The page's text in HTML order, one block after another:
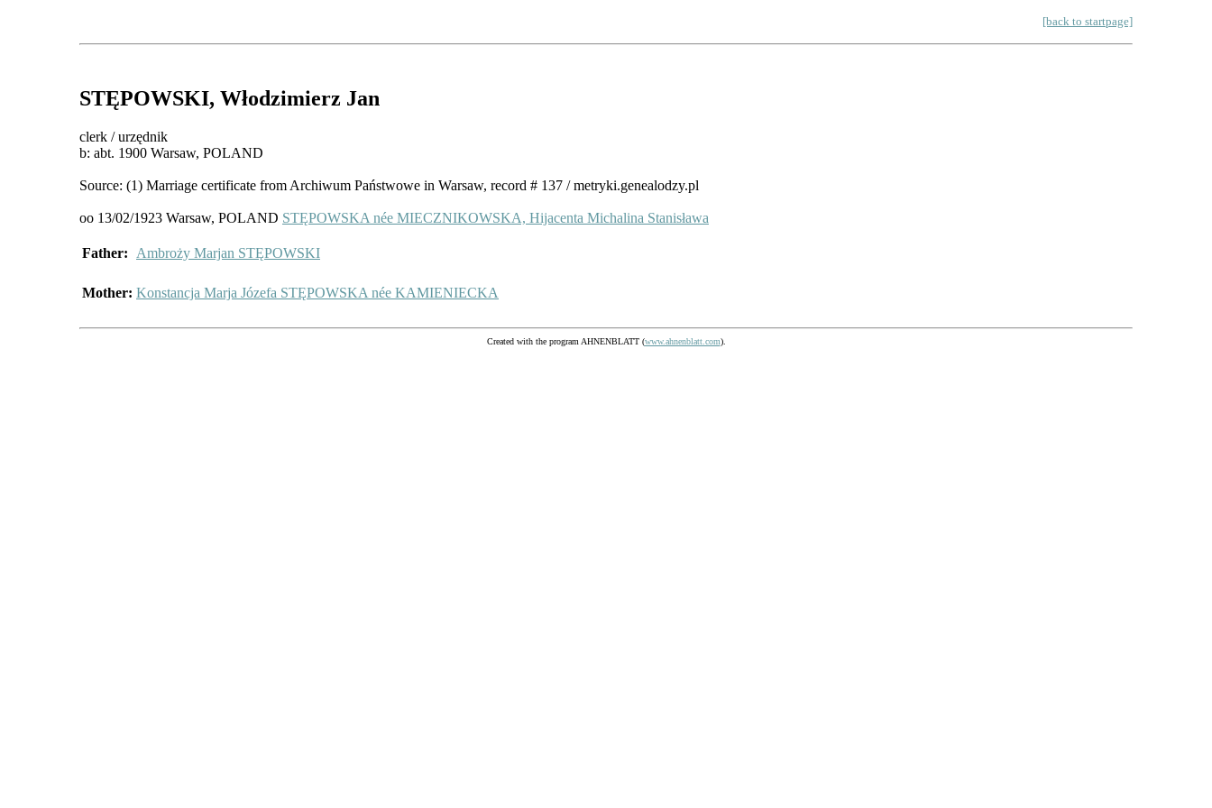
[back to startpage]
STĘPOWSKI, Włodzimierz Jan
clerk / urzędnik
b: abt. 1900 Warsaw, POLAND
Source: (1) Marriage certificate from Archiwum Państwowe in Warsaw, record # 137 / metryki.genealodzy.pl
oo 13/02/1923 Warsaw, POLAND STĘPOWSKA née MIECZNIKOWSKA, Hijacenta Michalina Stanisława
Father: Ambroży Marjan STĘPOWSKI
Mother: Konstancja Marja Józefa STĘPOWSKA née KAMIENIECKA
Created with the program AHNENBLATT (www.ahnenblatt.com).